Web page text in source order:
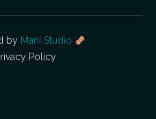
by Maní Studio
Policy